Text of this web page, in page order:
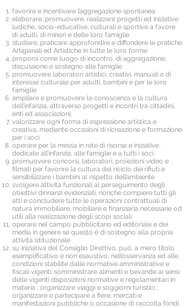
favorire e incentivare l’aggregazione spontanea
elaborare, promuovere, realizzare progetti ed iniziative
ludiche, socio-educative, culturali e sportive a favore
di adulti, di minori e delle loro famiglie.
studiare, praticare approfondire e diffondere le pratiche
Artigianali ed Artistiche in tutte le loro forme
proporsi come luogo di incontro, di aggregazione,
discussione e sostegno alle famiglie.
promuovere laboratori artistici, creativi, manuali e di
interesse culturale per adulti, bambini e per le loro
famiglie
ampliare e promuovere la conoscenza e la cultura
dell’infanzia, attraverso progetti e incontri tra cittadini,
enti ed associazioni;
valorizzare ogni forma di espressione artistica e
creativa, mediante occasioni di ricreazione e formazione
per i soci.
operare per la messa in rete di risorse e iniziative
dedicate all’infanzia, alle famiglie e a tutti i soci.
promuovere concorsi, laboratori, proiezioni video e
filmati per favorire la cultura del riciclo dei rifiuti e
sensibilizzare i bambini al rispetto dell’ambiente
svolgere attività funzionali al perseguimento degli
obiettivi dinnanzi evidenziati, nonché compiere tutti gli
atti e concludere tutte le operazioni contrattuali di
natura immobiliare, mobiliare e finanziaria necessarie od
utili alla realizzazione degli scopi sociali
operare nel campo pubblicitario ed editoriale e dei
media in genere se questo è di sostegno alla propria
attività istituzionale
su iniziativa del Consiglio Direttivo, può, a mero titolo
esemplificativo e non esaustivo, nell’osservanza ed alle
condizioni stabilite dalle normative amministrative e
fiscali vigenti: somministrare alimenti e bevande ai sensi
delle vigenti disposizioni normative e regolamentari in
materia ; organizzare viaggi e soggiorni turistici ;
organizzare e partecipare a fiere, mercati e
manifestazioni pubbliche o occasione di raccolta fondi.